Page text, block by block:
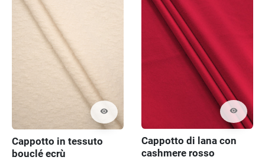
visibility
Cappotto in tessuto
bouclé ecrù
visibility
Cappotto di lana con
cashmere rosso